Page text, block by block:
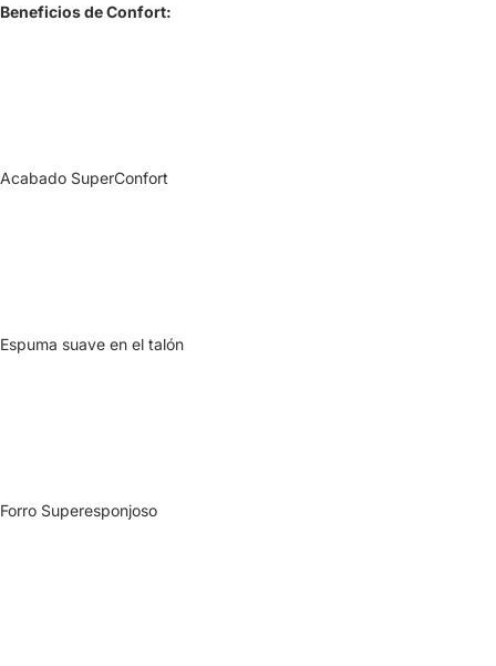
Beneficios de Confort:
Acabado SuperConfort
Espuma suave en el talón
Forro Superesponjoso